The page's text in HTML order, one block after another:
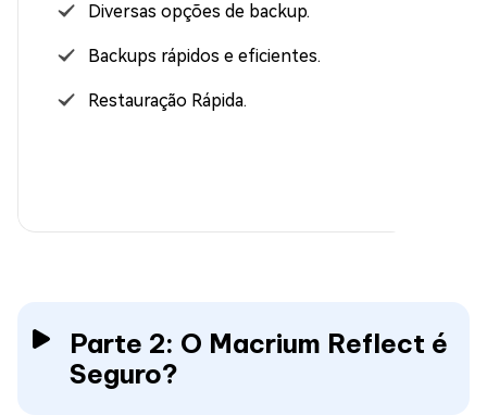
Diversas opções de backup.
Backups rápidos e eficientes.
Restauração Rápida.
Parte 2: O Macrium Reflect é
Seguro?